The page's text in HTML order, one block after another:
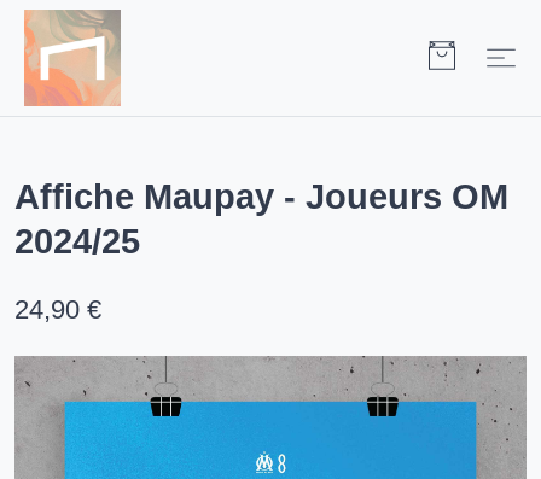
Affiche Maupay - Joueurs OM
2024/25
24,90 €